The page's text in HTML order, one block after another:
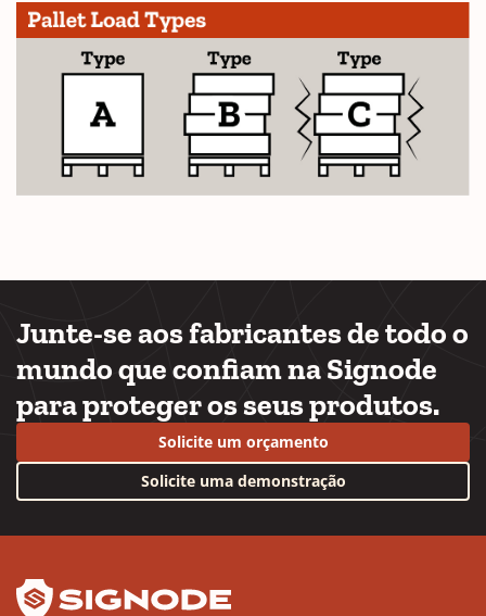
Junte-se aos fabricantes de todo o
mundo que confiam na Signode
para proteger os seus produtos.
Solicite um orçamento
Solicite uma demonstração